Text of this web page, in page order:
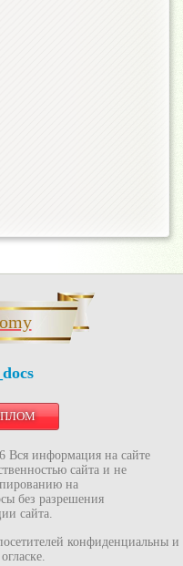
Вся информация на сайте
сайта и не
на
без разрешения
сайта.
конфиденциальны и